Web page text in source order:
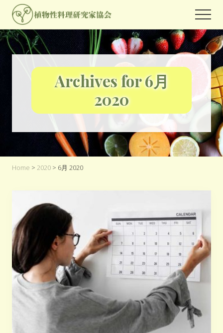
Menu
Skip
main
content
Skip
footer
世
界
中
せ
ラ
ン
ベ
ー
ド
が
食
を
し
Archives for 6月
2020
Home > 2020 > 6月 2020